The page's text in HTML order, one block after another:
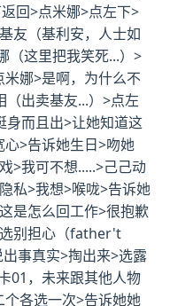
回>点米娜>点左下>
友（基利安，人士如
（这里把我笑死...）>
娜>是啊，为什么不
（出卖基友...）>点左
身而且出>让她知道这
>告诉她生日>吻她
>我可不想.....>己己动
私>我想>喉咙>告诉她
是怎么回工作>很抱歉
别担心（father't
事真实>掏出来>选露
01，未来跟其他人物
个各选一次>告诉她她